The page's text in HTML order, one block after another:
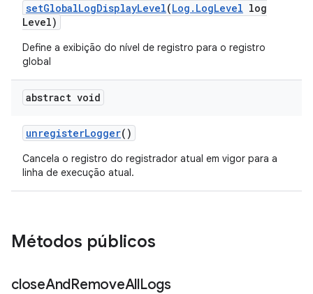
setGlobalLogDisplayLevel(Log . LogLevel log
Level)
Define a exibição do nível de registro para o registro
global
abstract void
unregisterLogger()
Cancela o registro do registrador atual em vigor para a
linha de execução atual.
Métodos públicos
closeAndRemoveAllLogs